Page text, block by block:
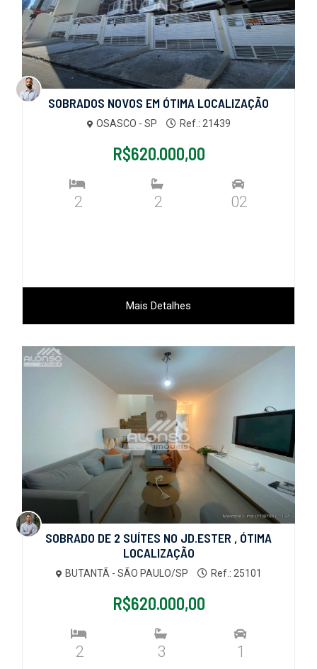
SOBRADOS NOVOS EM ÓTIMA LOCALIZAÇÃO
OSASCO - SP Ref.: 21439
R$620.000,00
2 2 02
Mais Detalhes
SOBRADO DE 2 SUÍTES NO JD.ESTER , ÓTIMA
LOCALIZAÇÃO
BUTANTÃ - SÃO PAULO/SP Ref.: 25101
R$620.000,00
2 3 1